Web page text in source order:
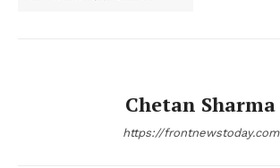
Chetan Sharma
https://frontnewstoday.com